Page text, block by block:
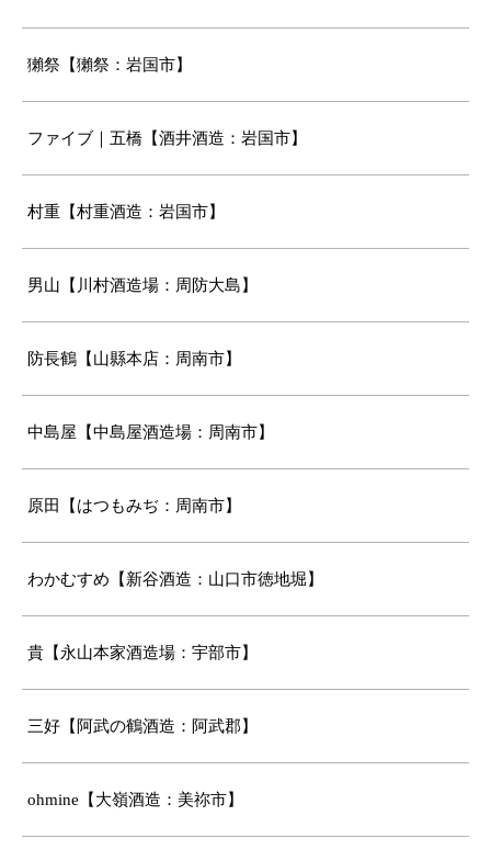
獺祭【獺祭：岩国市】
ファイブ｜五橋【酒井酒造：岩国市】
村重【村重酒造：岩国市】
男山【川村酒造場：周防大島】
防長鶴【山縣本店：周南市】
中島屋【中島屋酒造場：周南市】
原田【はつもみぢ：周南市】
わかむすめ【新谷酒造：山口市徳地堀】
貴【永山本家酒造場：宇部市】
三好【阿武の鶴酒造：阿武郡】
ohmine【大嶺酒造：美祢市】